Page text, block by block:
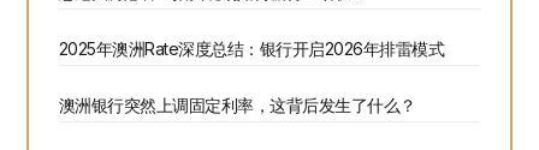
2025年澳洲Rate深度总结：银行开启2026年排雷模式
澳洲银行突然上调固定利率，这背后发生了什么？